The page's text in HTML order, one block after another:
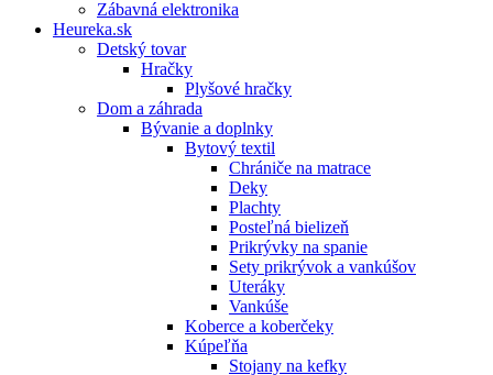
Zábavná elektronika
Heureka.sk
Detský tovar
Hračky
Plyšové hračky
Dom a záhrada
Bývanie a doplnky
Bytový textil
Chrániče na matrace
Deky
Plachty
Posteľná bielizeň
Prikrývky na spanie
Sety prikrývok a vankúšov
Uteráky
Vankúše
Koberce a koberčeky
Kúpeľňa
Stojany na kefky